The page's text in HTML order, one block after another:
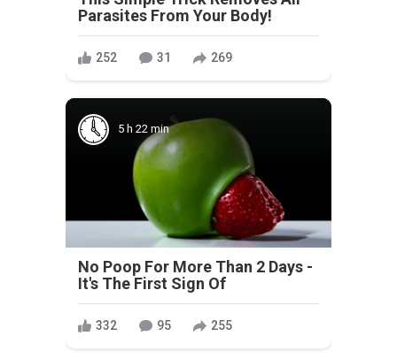
Parasites From Your Body!
252 31 269
5 h 22 min
No Poop For More Than 2 Days -
It's The First Sign Of
332 95 255